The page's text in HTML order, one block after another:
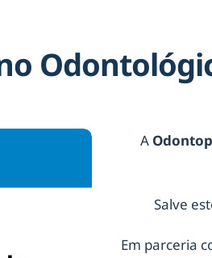
A
Salve
Em parceria